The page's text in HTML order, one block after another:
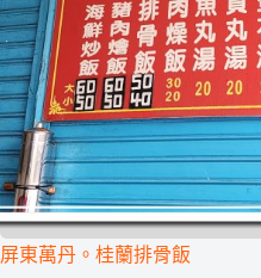
屏東萬丹。桂蘭排骨飯